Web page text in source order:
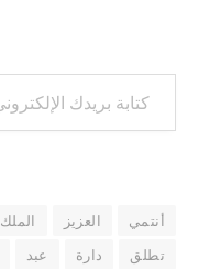
كتابة بريدك الإلكتروني...
أنتمي العزيز الملك
تطلق
دارة عبد